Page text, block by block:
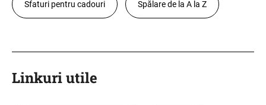
Sfaturi pentru cadouri Spălare de la A la Z
Linkuri utile